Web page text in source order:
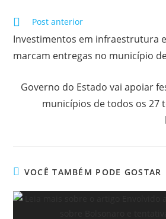
Post anterior
Investimentos em infraestrutura
marcam entregas no município
Governo do Estado vai apoiar
municípios de todos os 27
VOCÊ TAMBÉM PODE GOSTAR